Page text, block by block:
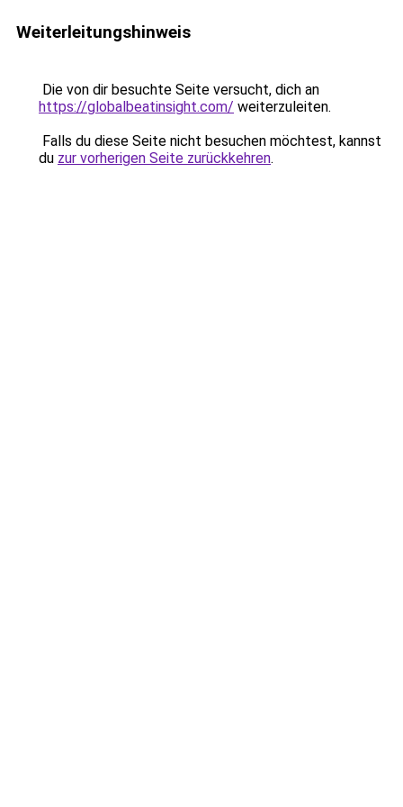
Weiterleitungshinweis
Die von dir besuchte Seite versucht, dich an
https://globalbeatinsight.com/ weiterzuleiten.
Falls du diese Seite nicht besuchen möchtest, kannst
du zur vorherigen Seite zurückkehren.